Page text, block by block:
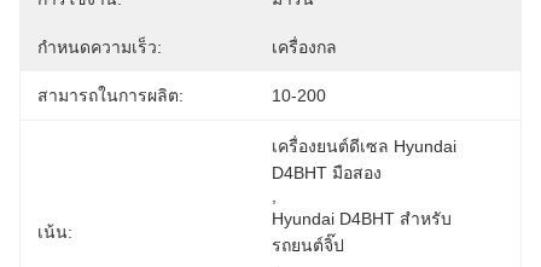
กําหนดความเร็ว: เครื่องกล
สามารถในการผลิต: 10-200
เน้น:
เครื่องยนต์ดีเซล Hyundai
D4BHT มือสอง
Hyundai D4BHT สําหรับ
รถยนต์จิ๊ป